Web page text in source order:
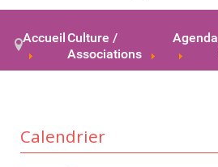
Accueil Culture /
Associations
Agenda
Calendrier